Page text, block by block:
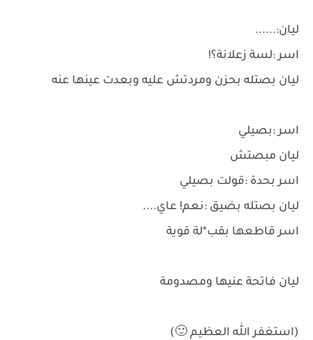
ليان:......
اسر :لسة زعلانة؟!
ليان بصتله بحزن ومردتش عليه وبعدت عينها عنه
اسر :بصيلي
ليان مبصتش
اسر بحدة :قولت بصيلي
ليان بصتله بضيق :نعم! عاي....
اسر قاطعها بقب*لة قوية
ليان فاتحة عنيها ومصدومة
(استغفر الله العظيم 🙂)